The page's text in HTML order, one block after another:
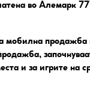
во Алемарк
мобилна продажба
и за игрите на